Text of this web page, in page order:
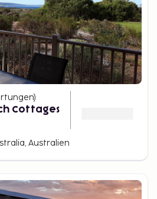
)
Cottages
Australien